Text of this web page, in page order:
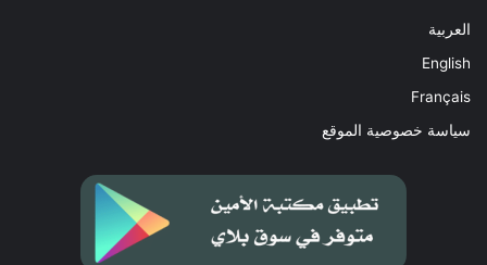
العربية
English
Français
سياسة خصوصية الموقع